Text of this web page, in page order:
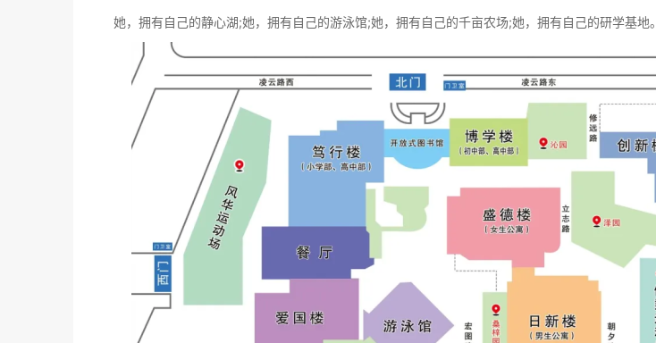
她，拥有自己的静心湖;她，拥有自己的游泳馆;她，拥有自己的千亩农场;她，拥有自己的研学基地。